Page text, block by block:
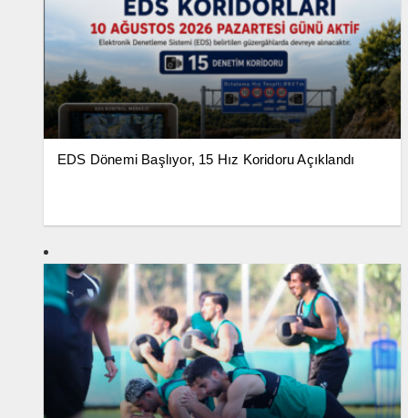
EDS Dönemi Başlıyor, 15 Hız Koridoru Açıklandı